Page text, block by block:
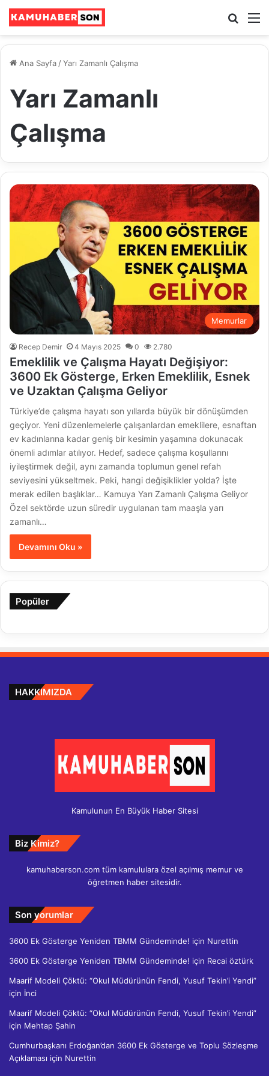
Ara
Ana Sayfa /Yarı Zamanlı Çalışma
Yarı Zamanlı
Çalışma
Memurlar
Recep Demir 4 Mayıs 2025 0 2.780
Emeklilik ve Çalışma Hayatı Değişiyor:
3600 Ek Gösterge, Erken Emeklilik, Esnek
ve Uzaktan Çalışma Geliyor
Türkiye’de çalışma hayatı son yıllarda büyük bir dönüşümden
geçiyor. Yeni düzenlemelerle çalışanlardan emeklilere, esnaftan
ev kadınlarına kadar geniş bir kesimin yaşamına dokunacak
önemli adımlar atılıyor. Hedef, sadece çalışma koşullarını
iyileştirmek değil, aynı zamanda toplumun genel refah
seviyesini yükseltmek. Peki, hangi değişiklikler yolda? İşte
merak edilen başlıklar… Kamuya Yarı Zamanlı Çalışma Geliyor
Özel sektörde uzun süredir uygulanan tam maaşla yarı
zamanlı…
Devamını Oku »
Popüler
HAKKIMIZDA
Kamulunun En Büyük Haber Sitesi
Biz Kimiz?
kamuhaberson.com tüm kamululara özel açılmış memur ve
öğretmen haber sitesidir.
Son yorumlar
3600 Ek Gösterge Yeniden TBMM Gündeminde! için Nurettin
3600 Ek Gösterge Yeniden TBMM Gündeminde! için Recai öztürk
Maarif Modeli Çöktü: “Okul Müdürünün Fendi, Yusuf Tekin’i Yendi”
için İnci
Maarif Modeli Çöktü: “Okul Müdürünün Fendi, Yusuf Tekin’i Yendi”
için Mehtap Şahin
Cumhurbaşkanı Erdoğan’dan 3600 Ek Gösterge ve Toplu Sözleşme
Açıklaması için Nurettin